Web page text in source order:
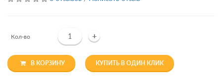
Кол-во +
В КОРЗИНУ КУПИТЬ В ОДИН КЛИК